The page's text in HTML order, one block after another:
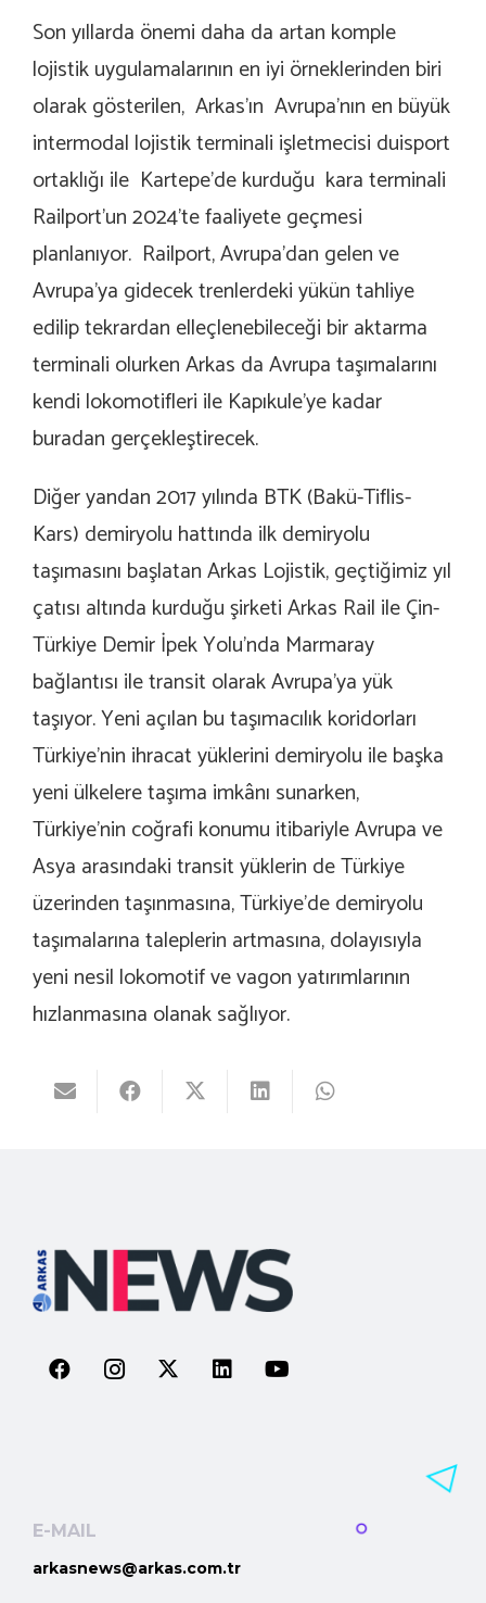
Son yıllarda önemi daha da artan komple
lojistik uygulamalarının en iyi örneklerinden biri
olarak gösterilen, Arkas’ın Avrupa’nın en büyük
intermodal lojistik terminali işletmecisi duisport
ortaklığı ile Kartepe’de kurduğu kara terminali
Railport’un 2024’te faaliyete geçmesi
planlanıyor. Railport, Avrupa’dan gelen ve
Avrupa’ya gidecek trenlerdeki yükün tahliye
edilip tekrardan elleçlenebileceği bir aktarma
terminali olurken Arkas da Avrupa taşımalarını
kendi lokomotifleri ile Kapıkule’ye kadar
buradan gerçekleştirecek.
Diğer yandan 2017 yılında BTK (Bakü-Tiflis-
Kars) demiryolu hattında ilk demiryolu
taşımasını başlatan Arkas Lojistik, geçtiğimiz yıl
çatısı altında kurduğu şirketi Arkas Rail ile Çin-
Türkiye Demir İpek Yolu’nda Marmaray
bağlantısı ile transit olarak Avrupa’ya yük
taşıyor. Yeni açılan bu taşımacılık koridorları
Türkiye’nin ihracat yüklerini demiryolu ile başka
yeni ülkelere taşıma imkânı sunarken,
Türkiye’nin coğrafi konumu itibariyle Avrupa ve
Asya arasındaki transit yüklerin de Türkiye
üzerinden taşınmasına, Türkiye’de demiryolu
taşımalarına taleplerin artmasına, dolayısıyla
yeni nesil lokomotif ve vagon yatırımlarının
hızlanmasına olanak sağlıyor.
E-MAIL
arkasnews@arkas.com.tr